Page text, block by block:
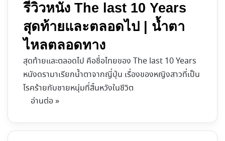
รีวิวหนัง The last 10 Years
สุดท้ายและตลอดไป | น้ำตา
ไหลตลอดทาง
สุดท้ายและตลอดไป คือชื่อไทยของ The last 10 Years
หนังดรามาเรียกน้ำตาจากญี่ปุ่น เรื่องของหญิงสาวที่เป็น
โรคร้ายกับชายหนุ่มที่สิ้นหวังในชีวิต
อ่านต่อ »